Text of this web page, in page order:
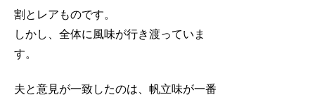
割とレアものです。
しかし、全体に風味が行き渡っていま
す。
夫と意見が一致したのは、帆立味が一番